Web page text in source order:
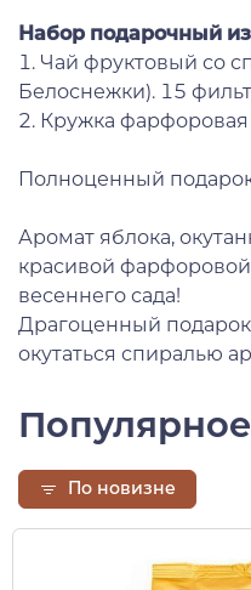
Набор подарочный
1. Чай фруктовый со
Белоснежки). 15
2. Кружка
Полноценный
Аромат яблока,
красивой
весеннего сада!
Драгоценный
окутаться спиралью
По новизне